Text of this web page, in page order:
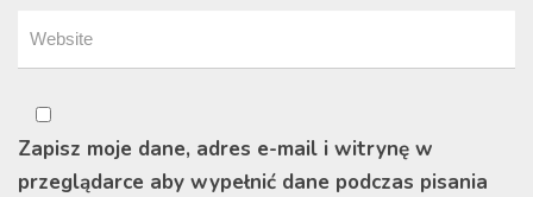
Zapisz moje dane, adres e-mail i witrynę w
przeglądarce aby wypełnić dane podczas pisania